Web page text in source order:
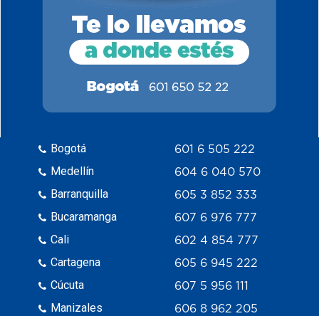
Bogotá
Medellín
Barranquilla
Bucaramanga
Cali
Cartagena
Cúcuta
Manizales
601 6 505 222
604 6 040 570
605 3 852 333
607 6 976 777
602 4 854 777
605 6 945 222
607 5 956 111
606 8 962 205